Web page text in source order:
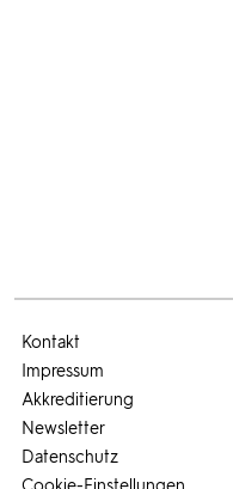
Kontakt
Impressum
Akkreditierung
Newsletter
Datenschutz